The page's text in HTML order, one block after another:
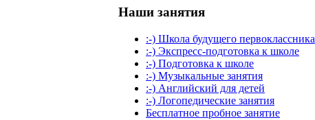
Наши занятия
:-) Школа будущего первоклассника
:-) Экспресс-подготовка к школе
:-) Подготовка к школе
:-) Музыкальные занятия
:-) Английский для детей
:-) Логопедические занятия
Бесплатное пробное занятие